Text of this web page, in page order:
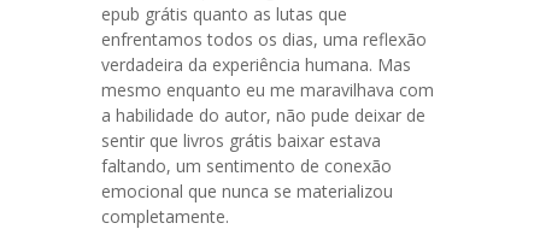
epub grátis quanto as lutas que
enfrentamos todos os dias, uma reflexão
verdadeira da experiência humana. Mas
mesmo enquanto eu me maravilhava com
a habilidade do autor, não pude deixar de
sentir que livros grátis baixar estava
faltando, um sentimento de conexão
emocional que nunca se materializou
completamente.